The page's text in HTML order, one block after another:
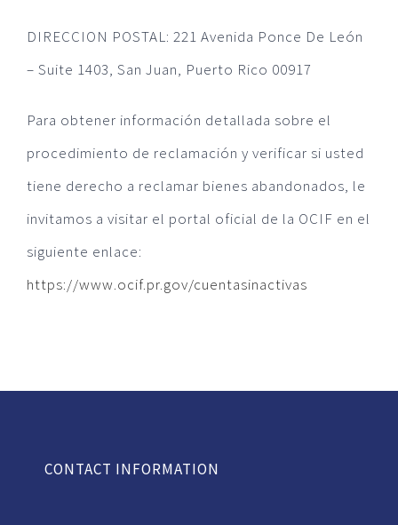
DIRECCION POSTAL: 221 Avenida Ponce De León
– Suite 1403, San Juan, Puerto Rico 00917
Para obtener información detallada sobre el
procedimiento de reclamación y verificar si usted
tiene derecho a reclamar bienes abandonados, le
invitamos a visitar el portal oficial de la OCIF en el
siguiente enlace:
https://www.ocif.pr.gov/cuentasinactivas
CONTACT INFORMATION